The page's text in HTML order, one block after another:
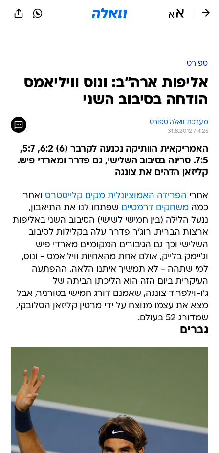
אליפות ארה"ב: ונוס וויליאמס
הודחה בסיבוב השני
מערכת וואלה ספורט
האמריקאית הוותיקה נכנעה לקרבר (6) 6:2, 5:7,
קליזאן הדהים את צונגה
אחריהפרידה האמוציונלית מקים קלייסטרס
ננעל הלילה (בין חמישי לשישי) הסיבוב השני באליפות
ארצות הברית. רוג'ר פדרר עלה בקלילות לסיבוב
השלישי וכך גם הגיבורים המקומיים מארדי פיש
וג'יימק בלייק, אולם אחת מהאחיות וויליאמס - ונוס,
למי שתהה - לא תמשיך איתנו הלאה. ההפתעה
העיקרית ביום הזה הוא הליכתו הביתה של
ג'ו-וילפריד צונגה, שאמנם דורג חמישי בטורניר, אבל
מצא את עצמו מנוצח על ידי מרטין קליזאן הסלובקי,
שמדורג 52 בעולם.
גברים